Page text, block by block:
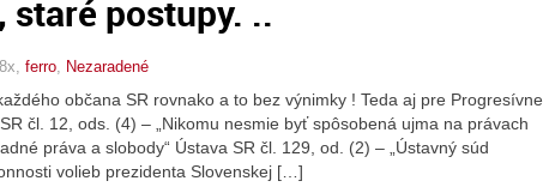
staré postupy. ..
ferro, Nezaradené
občana SR rovnako a to bez výnimky ! Teda aj pre Progresívne
čl. 12, ods. (4) – „Nikomu nesmie byť spôsobená ujma na právach
práva a slobody“ Ústava SR čl. 129, od. (2) – „Ústavný súd
volieb prezidenta Slovenskej […]